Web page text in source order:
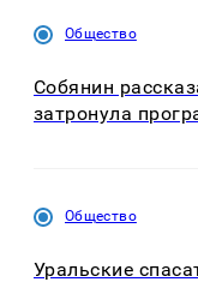
Общество
Собянин
затронула
Общество
Уральские